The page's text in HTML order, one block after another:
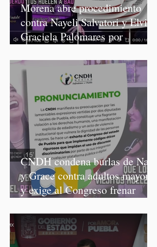
Morena abre procedimiento
contra Nayeli Salvatori y Elvia
Graciela Palomares por
CNDH condena burlas de Nay
y Grace contra adultos mayores
y exige al Congreso frenar